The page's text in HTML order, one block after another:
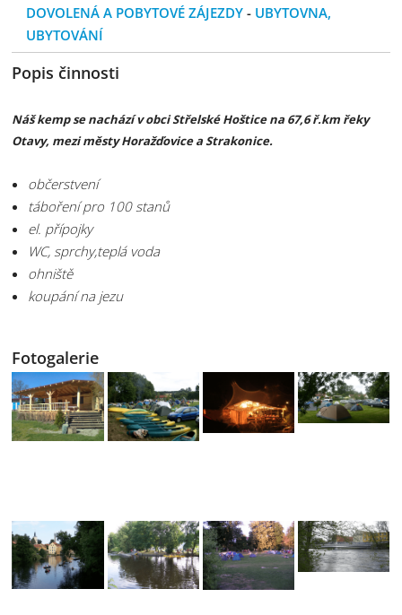
DOVOLENÁ A POBYTOVÉ ZÁJEZDY - UBYTOVNA,
UBYTOVÁNÍ
Popis činnosti
Náš kemp se nachází v obci Střelské Hoštice na 67,6 ř.km řeky
Otavy, mezi městy Horažďovice a Strakonice.
občerstvení
táboření pro 100 stanů
el. přípojky
WC, sprchy,teplá voda
ohniště
koupání na jezu
Fotogalerie